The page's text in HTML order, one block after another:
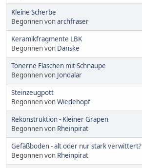
Kleine Scherbe
Begonnen vonarchfraser
Keramikfragmente LBK
Begonnen von Danske
Tönerne Flaschen mit Schnaupe
Begonnen von Jondalar
Steinzeugpott
Begonnen vonWiedehopf
Rekonstruktion - Kleiner Grapen
Begonnen von Rheinpirat
Gefäßboden - alt oder nur stark verwittert?
Begonnen von Rheinpirat